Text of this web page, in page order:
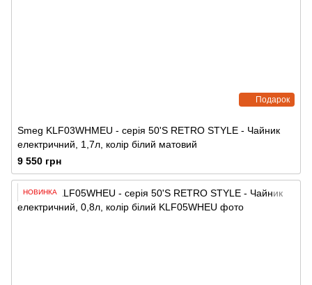
Подарок
Smeg KLF03WHMEU - серія 50'S RETRO STYLE - Чайник
електричний, 1,7л, колір білий матовий
9 550 грн
НОВИНКА